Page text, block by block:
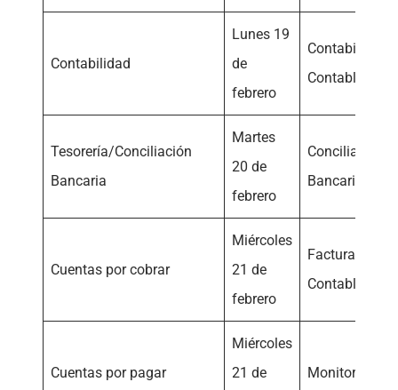
Contabilidad
Lunes 19
de
febrero
Contable
Tesorería/Conciliación
Bancaria
Martes
20 de
febrero
Conciliación
Cuentas por cobrar
Miércoles
21 de
febrero
Cuentas por pagar
Miércoles
21 de
Monitor de